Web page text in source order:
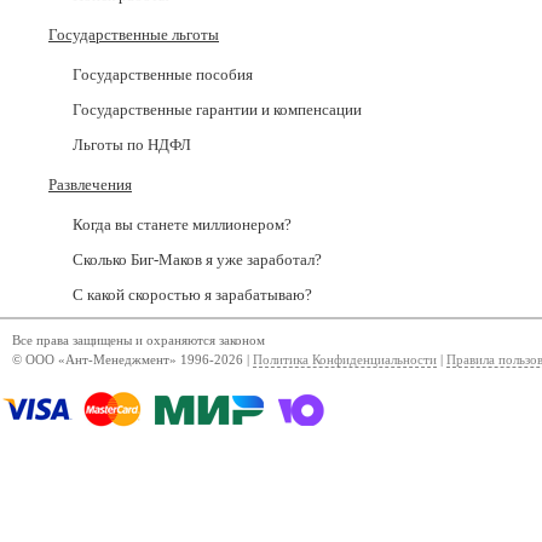
Государственные льготы
Государственные пособия
Государственные гарантии и компенсации
Льготы по НДФЛ
Развлечения
Когда вы станете миллионером?
Сколько Биг-Маков я уже заработал?
С какой скоростью я зарабатываю?
Все права защищены и охраняются законом
© ООО «Ант-Менеджмент» 1996-2026 | Политика Конфиденциальности Правила